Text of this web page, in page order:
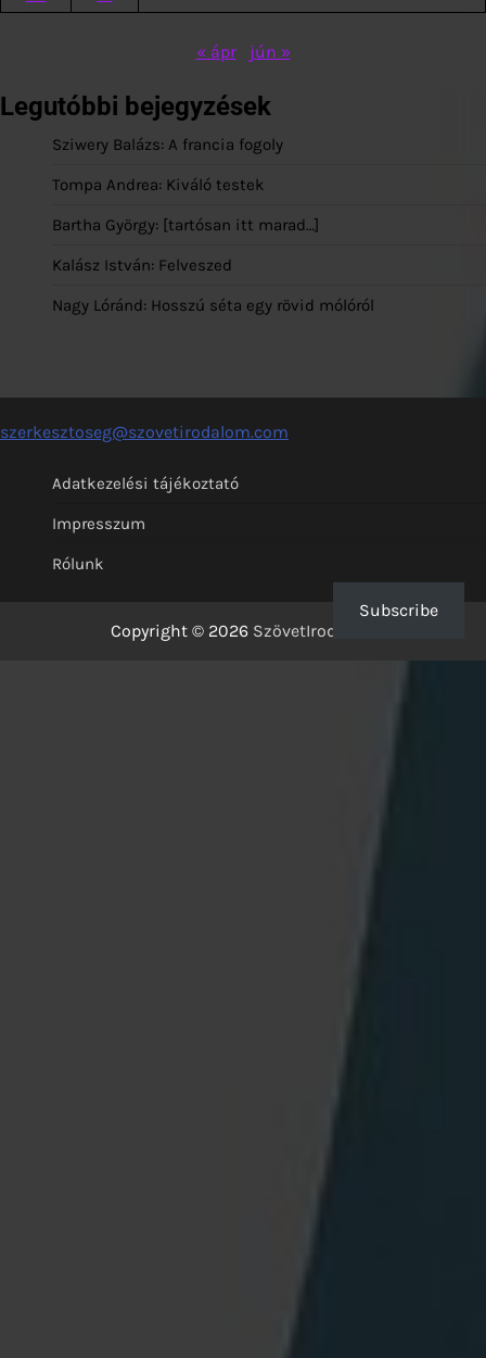
« ápr jún »
Legutóbbi bejegyzések
Sziwery Balázs: A francia fogoly
Tompa Andrea: Kiváló testek
Bartha György: [tartósan itt marad…]
Kalász István: Felveszed
Nagy Lóránd: Hosszú séta egy rövid mólóról
szerkesztoseg@szovetirodalom.com
Adatkezelési tájékoztató
Impresszum
Rólunk
Copyright © 2026 SzövetIrodalom
Subscribe